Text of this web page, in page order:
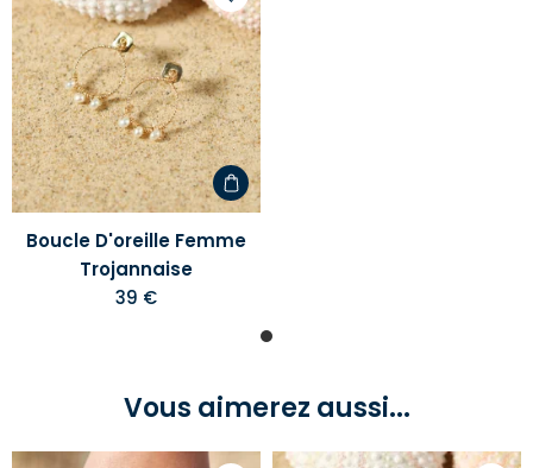
Ajouter
à
votre
liste
d'envies
Boucle D'oreille Femme
Trojannaise
39 €
Vous aimerez aussi...